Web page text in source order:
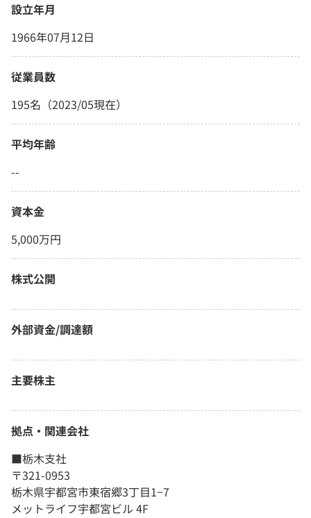
設立年月
1966年07月12日
従業員数
195名（2023/05現在）
平均年齢
--
資本金
5,000万円
株式公開
外部資金/調達額
主要株主
拠点・関連会社
■栃木支社
〒321-0953
栃木県宇都宮市東宿郷3丁目1−7
メットライフ宇都宮ビル 4F